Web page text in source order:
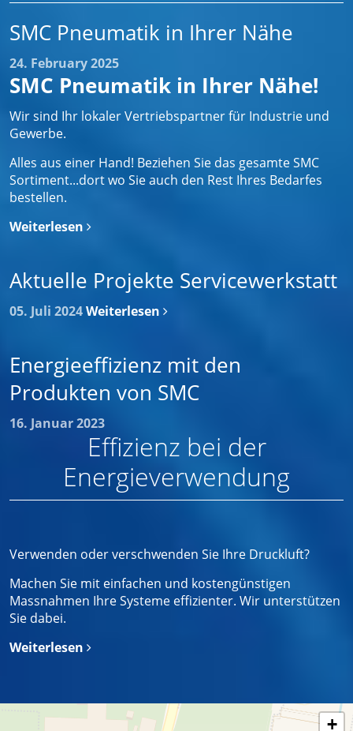
SMC Pneumatik in Ihrer Nähe
24. February 2025
SMC Pneumatik in Ihrer Nähe!
Wir sind Ihr lokaler Vertriebspartner für Industrie und
Gewerbe.
Alles aus einer Hand! Beziehen Sie das gesamte SMC
Sortiment...dort wo Sie auch den Rest Ihres Bedarfes
bestellen.
Weiterlesen
Aktuelle Projekte Servicewerkstatt
05. Juli 2024Weiterlesen
Energieeffizienz mit den
Produkten von SMC
16. Januar 2023
Effizienz bei der
Energieverwendung
Verwenden oder verschwenden Sie Ihre Druckluft?
Machen Sie mit einfachen und kostengünstigen
Massnahmen Ihre Systeme effizienter. Wir unterstützen
Sie dabei.
Weiterlesen
+